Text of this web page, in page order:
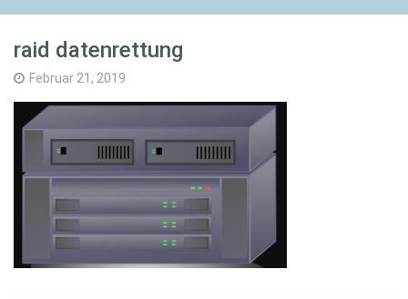
raid datenrettung
Februar 21, 2019